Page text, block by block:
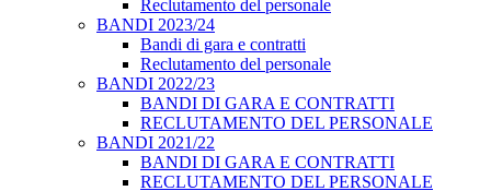
Reclutamento del personale
BANDI 2023/24
Bandi di gara e contratti
Reclutamento del personale
BANDI 2022/23
BANDI DI GARA E CONTRATTI
RECLUTAMENTO DEL PERSONALE
BANDI 2021/22
BANDI DI GARA E CONTRATTI
RECLUTAMENTO DEL PERSONALE